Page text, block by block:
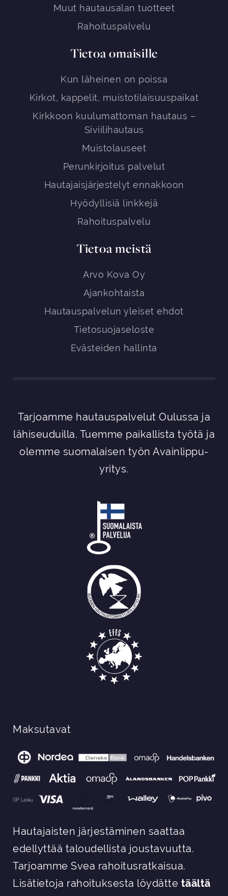
Muut hautausalan tuotteet
Rahoituspalvelu
Tietoa omaisille
Kun läheinen on poissa
Kirkot, kappelit, muistotilaisuuspaikat
Kirkkoon kuulumattoman hautaus –
Siviilihautaus
Muistolauseet
Perunkirjoitus palvelut
Hautajaisjärjestelyt ennakkoon
Hyödyllisiä linkkejä
Rahoituspalvelu
Tietoa meistä
Arvo Kova Oy
Ajankohtaista
Hautauspalvelun yleiset ehdot
Tietosuojaseloste
Evästeiden hallinta
Tarjoamme hautauspalvelut Oulussa ja
lähiseuduilla. Tuemme paikallista työtä ja
olemme suomalaisen työn Avainlippu-
yritys.
Maksutavat
Hautajaisten järjestäminen saattaa
edellyttää taloudellista joustavuutta.
Tarjoamme Svea rahoitusratkaisua.
Lisätietoja rahoituksesta löydätte täältä